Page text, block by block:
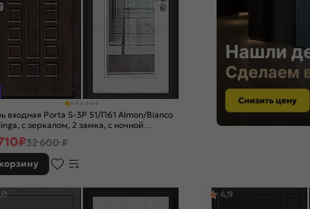
входная Porta S-3P 51/П61 Almon/Bianco
с зеркалом, 2 замка, с ночной
₽32 600 ₽
4,9